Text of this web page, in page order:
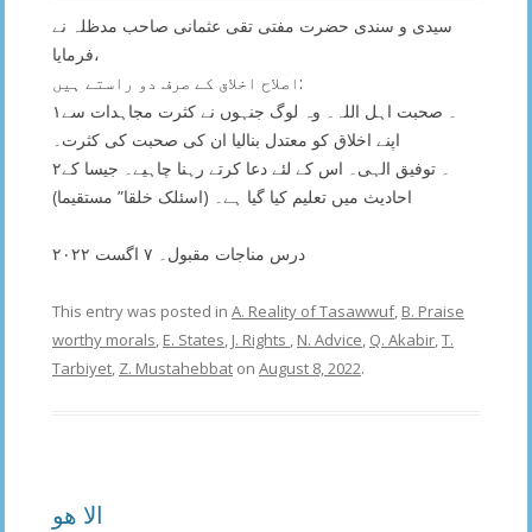
سیدی و سندی حضرت مفتی تقی عثمانی صاحب مدظلہ نے
فرمایا،
اصلاح اخلاق کے صرف دو راستے ہیں:
۱۔ صحبت اہل اللہ۔ وہ لوگ جنہوں نے کثرت مجاہدات سے
اپنے اخلاق کو معتدل بنالیا ان کی صحبت کی کثرت۔
۲۔ توفیق الہی۔ اس کے لئے دعا کرتے رہنا چاہیے۔ جیسا کے
احادیث میں تعلیم کیا گیا ہے۔ (اسئلک خلقا” مستقیما)
درس مناجات مقبول۔ ۷ اگست ۲۰۲۲
This entry was posted in A. Reality of Tasawwuf, B. Praise
worthy morals, E. States, J. Rights , N. Advice, Q. Akabir,T.
Tarbiyet, Z. Mustahebbat on August 8, 2022.
الا ھو